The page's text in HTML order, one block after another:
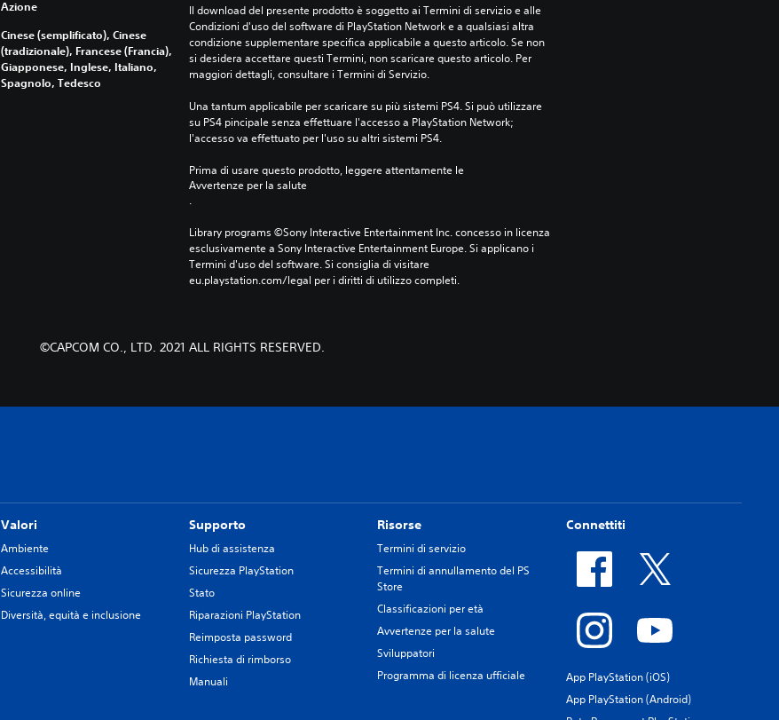
Azione
Cinese (semplificato), Cinese
(tradizionale), Francese (Francia),
Giapponese, Inglese, Italiano,
Spagnolo, Tedesco
Il download del presente prodotto è soggetto ai Termini di servizio e alle
Condizioni d'uso del software di PlayStation Network e a qualsiasi altra
condizione supplementare specifica applicabile a questo articolo. Se non
si desidera accettare questi Termini, non scaricare questo articolo. Per
maggiori dettagli, consultare i Termini di Servizio.
Una tantum applicabile per scaricare su più sistemi PS4. Si può utilizzare
su PS4 pincipale senza effettuare l'accesso a PlayStation Network;
l'accesso va effettuato per l'uso su altri sistemi PS4.
Prima di usare questo prodotto, leggere attentamente le
Avvertenze per la salute
.
Library programs ©Sony Interactive Entertainment Inc. concesso in licenza
esclusivamente a Sony Interactive Entertainment Europe. Si applicano i
Termini d'uso del software. Si consiglia di visitare
eu.playstation.com/legal per i diritti di utilizzo completi.
©CAPCOM CO., LTD. 2021 ALL RIGHTS RESERVED.
Valori
Ambiente
Accessibilità
Sicurezza online
Diversità, equità e inclusione
Supporto
Hub di assistenza
Sicurezza PlayStation
Stato
Riparazioni PlayStation
Reimposta password
Richiesta di rimborso
Manuali
Risorse
Termini di servizio
Termini di annullamento del PS
Store
Classificazioni per età
Avvertenze per la salute
Sviluppatori
Programma di licenza ufficiale
Connettiti
App PlayStation (iOS)
App PlayStation (Android)